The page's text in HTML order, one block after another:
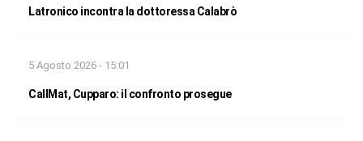
Latronico incontra la dottoressa Calabrò
5 Agosto 2026 - 15:01
CallMat, Cupparo: il confronto prosegue